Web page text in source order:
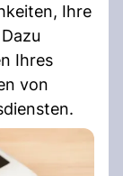
Ihre
Ihres
von